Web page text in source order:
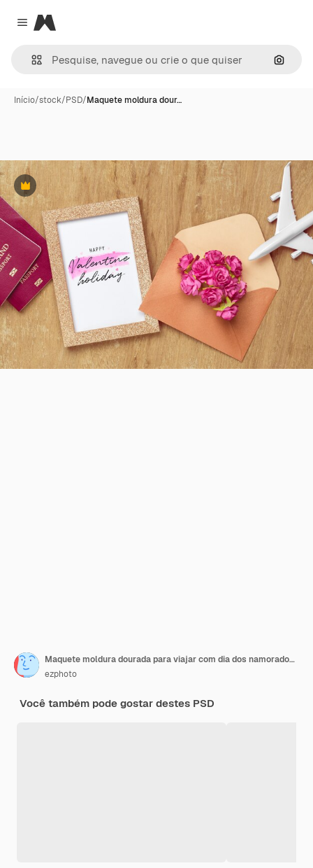
Close menu
Magnific
Início/stock/PSD/Maquete moldura dour…
Premium
Maquete moldura dourada para viajar com dia dos namorados e temporada de amor
ezphoto
Você também pode gostar destes PSD